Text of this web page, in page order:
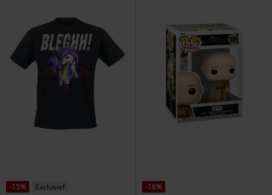
-15%
Exclusief
-16%